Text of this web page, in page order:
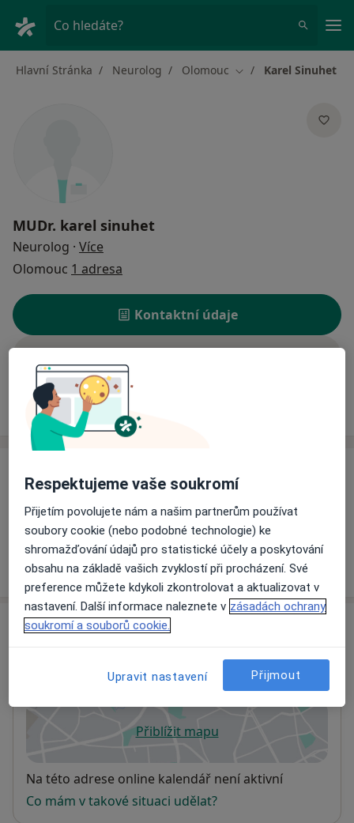
Co hledáte?
Hlavní Stránka Neurolog Olomouc Změna města
Karel Sinuhet
MUDr. karel sinuhet
Neurolog · Více
Olomouc 1 adresa
Kontaktní údaje
Ceník Adresy
Ceník
Informace o službách a cenách nejsou k dispozici
Tento specialista ještě nepřidával žádné informace o
svých službách.
Adresa
Železniční poliklinika Olomouc
Jeremenkova 40/1056, Olomouc 772 00
Přiblížit mapuse otevře v nové záložce
Dostupnost
Na této adrese online kalendář není aktivní
Co mám v takové situaci udělat?
Respektujeme vaše soukromí
Přijetím povolujete nám a našim partnerům používat
soubory cookie (nebo podobné technologie) ke
shromažďování údajů pro statistické účely a poskytování
obsahu na základě vašich zvyklostí při procházení. Své
preference můžete kdykoli zkontrolovat a aktualizovat v
nastavení. Další informace naleznete v zásadách ochrany
soukromí a souborů cookie.
Upravit nastavení Přijmout